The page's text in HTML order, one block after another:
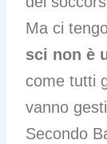
Ma ci
sci non è
come tutti
vanno
Secondo